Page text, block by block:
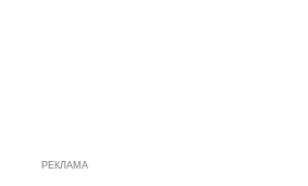
РЕКЛАМА